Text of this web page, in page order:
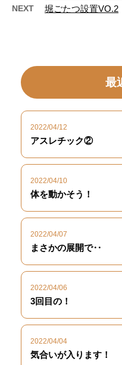
NEXT 堀ごたつ設置VO.2
最
2022/04/12
アスレチック②
2022/04/10
体を動かそう！
2022/04/07
まさかの展開で‥
2022/04/06
3回目の！
2022/04/04
気合いが入ります！